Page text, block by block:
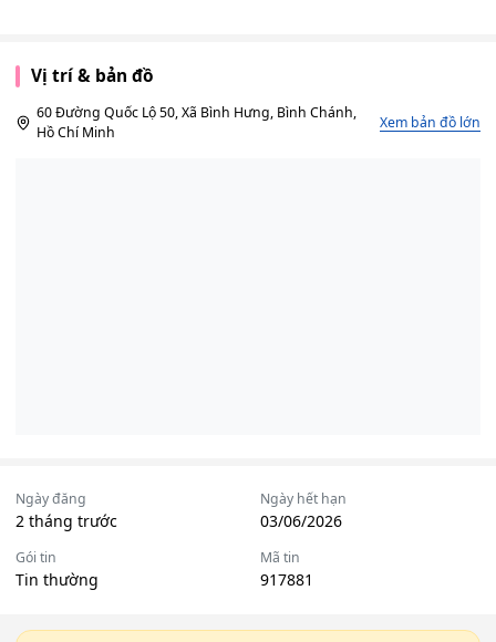
Vị trí & bản đồ
60 Đường Quốc Lộ 50, Xã Bình Hưng, Bình Chánh,
Hồ Chí Minh
Xem bản đồ lớn
Ngày đăng
2 tháng trước
Ngày hết hạn
03/06/2026
Gói tin
Tin thường
Mã tin
917881